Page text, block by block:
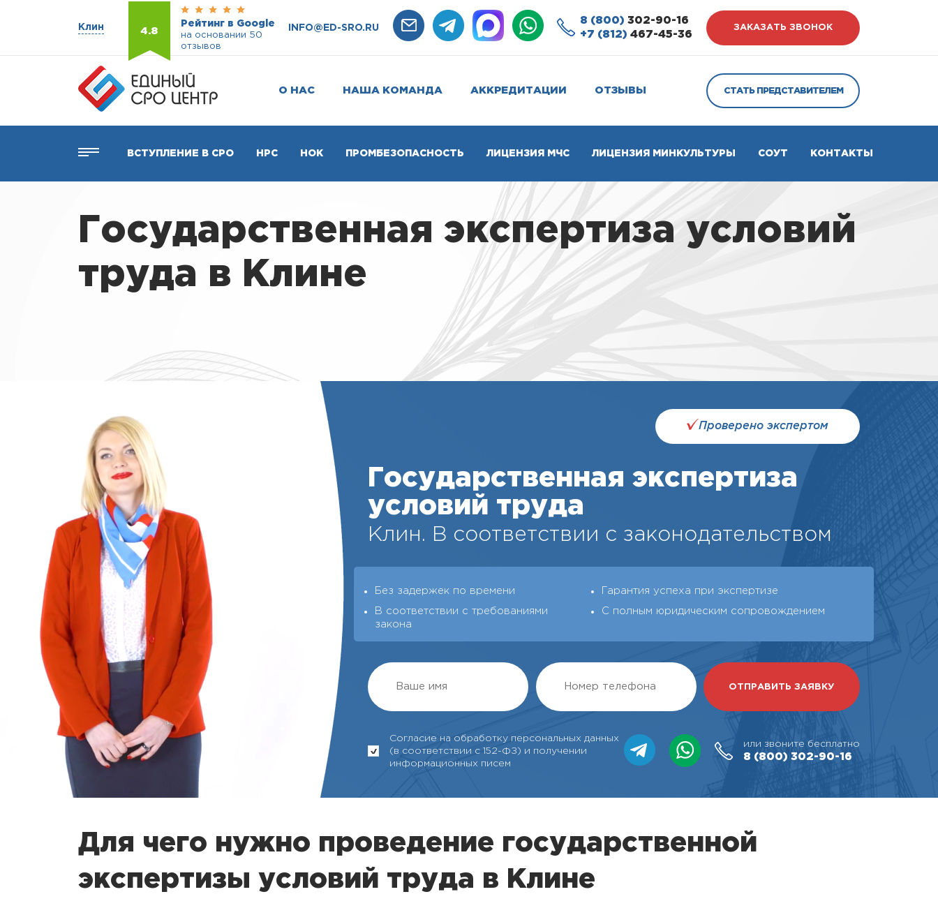
Клин 4.8
Рейтинг в Google
на основании 50
отзывов
INFO@ED-SRO.RU
8 (800) 302-90-16
+7 (812) 467-45-36
ЗАКАЗАТЬ ЗВОНОК
О НАС НАША КОМАНДА АККРЕДИТАЦИИ ОТЗЫВЫ СТАТЬ ПРЕДСТАВИТЕЛЕМ
ВСТУПЛЕНИЕ В СРО НРС НОК ПРОМБЕЗОПАСНОСТЬ ЛИЦЕНЗИЯ МЧС ЛИЦЕНЗИЯ МИНКУЛЬТУРЫ СОУТ КОНТАКТЫ
Государственная экспертиза условий
труда в Клине
Проверено экспертом
Государственная экспертиза
условий труда
Клин. В соответствии с законодательством
Без задержек по времени Гарантия успеха при экспертизе
В соответствии с требованиями
закона
С полным юридическим сопровождением
Согласие на обработку персональных данных
(в соответствии с 152-ФЗ) и получении
информационных писем
или звоните бесплатно
8 (800) 302-90-16
Для чего нужно проведение государственной
экспертизы условий труда в Клине